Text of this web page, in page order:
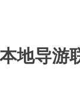
地导游